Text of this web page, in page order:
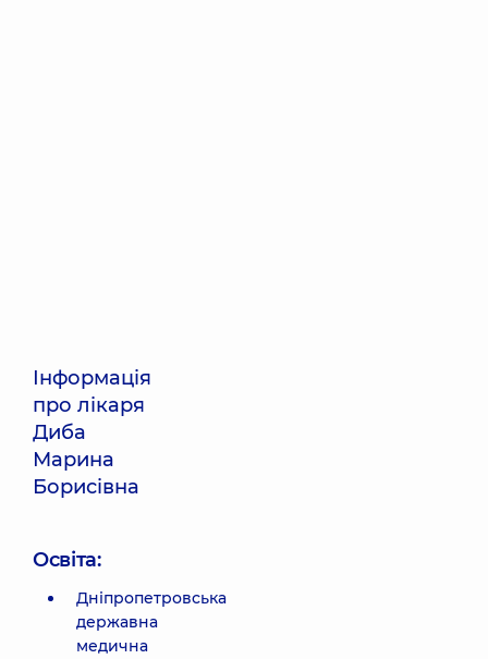
Інформація
про лікаря
Диба
Марина
Борисівна
Освіта:
Дніпропетровська
державна
медична